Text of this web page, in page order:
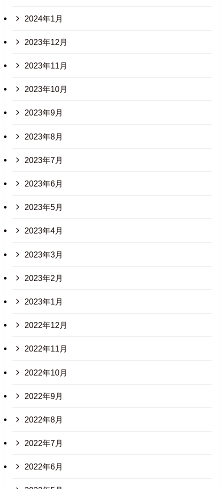
2024年1月
2023年12月
2023年11月
2023年10月
2023年9月
2023年8月
2023年7月
2023年6月
2023年5月
2023年4月
2023年3月
2023年2月
2023年1月
2022年12月
2022年11月
2022年10月
2022年9月
2022年8月
2022年7月
2022年6月